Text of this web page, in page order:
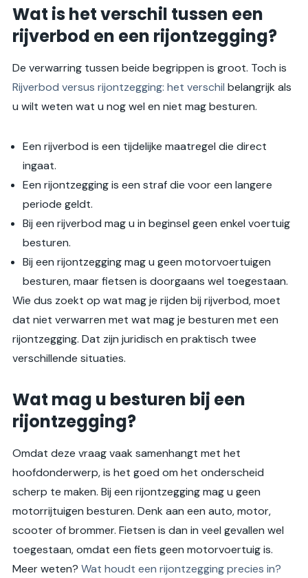
Wat is het verschil tussen een
rijverbod en een rijontzegging?
De verwarring tussen beide begrippen is groot. Toch is
Rijverbod versus rijontzegging: het verschil belangrijk als
u wilt weten wat u nog wel en niet mag besturen.
Een rijverbod is een tijdelijke maatregel die direct
ingaat.
Een rijontzegging is een straf die voor een langere
periode geldt.
Bij een rijverbod mag u in beginsel geen enkel voertuig
besturen.
Bij een rijontzegging mag u geen motorvoertuigen
besturen, maar fietsen is doorgaans wel toegestaan.
Wie dus zoekt op wat mag je rijden bij rijverbod, moet
dat niet verwarren met wat mag je besturen met een
rijontzegging. Dat zijn juridisch en praktisch twee
verschillende situaties.
Wat mag u besturen bij een
rijontzegging?
Omdat deze vraag vaak samenhangt met het
hoofdonderwerp, is het goed om het onderscheid
scherp te maken. Bij een rijontzegging mag u geen
motorrijtuigen besturen. Denk aan een auto, motor,
scooter of brommer. Fietsen is dan in veel gevallen wel
toegestaan, omdat een fiets geen motorvoertuig is.
Meer weten? Wat houdt een rijontzegging precies in?